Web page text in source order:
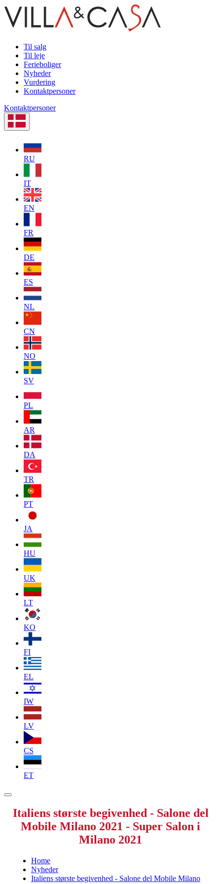
Til salg
Til leje
Ferieboliger
Nyheder
Vurdering
Kontaktpersoner
Kontaktpersoner
RU
IT
EN
FR
DE
ES
NL
CN
NO
SV
PL
AR
DA
TR
PT
JA
HU
UK
LT
KO
FI
EL
IW
LV
CS
ET
Italiens største begivenhed - Salone del
Mobile Milano 2021 - Super Salon i
Milano 2021
Home
Nyheder
Italiens største begivenhed - Salone del Mobile Milano